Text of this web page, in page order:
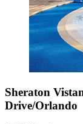
Sheraton
Drive/Orlando